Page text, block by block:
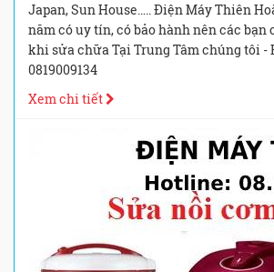
Japan, Sun House….. Điện Máy Thiên
năm có uy tín, có bảo hành nên các bạn
khi sửa chữa Tại Trung Tâm chúng tôi -
0819009134
Xem chi tiết